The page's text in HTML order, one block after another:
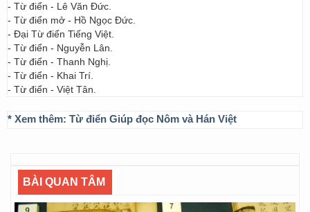
- Từ điển - Lê Văn Đức.
- Từ điển mở - Hồ Ngọc Đức.
- Đại Từ điển Tiếng Việt.
- Từ điển - Nguyễn Lân.
- Từ điển - Thanh Nghị.
- Từ điển - Khai Trí.
- Từ điển - Việt Tân.
* Xem thêm: Từ điển Giúp đọc Nôm và Hán Việt
BÀI QUAN TÂM